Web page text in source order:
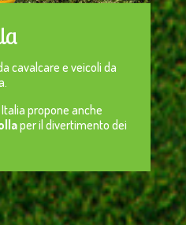
cavalcare e veicoli da
propone anche
per il divertimento dei